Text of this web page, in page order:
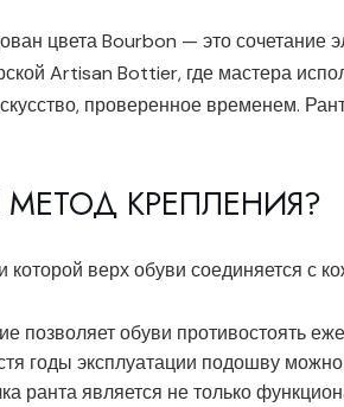
цвета Bourbon — это сочетание
Artisan Bottier, где мастера
проверенное временем.
КРЕПЛЕНИЯ?
которой верх обуви соединяется с
позволяет обуви противостоять
годы эксплуатации подошву
ранта является не только